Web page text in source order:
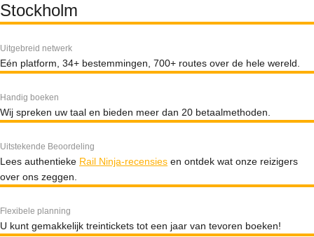
Stockholm
Uitgebreid netwerk
Eén platform, 34+ bestemmingen, 700+ routes over de hele wereld.
Handig boeken
Wij spreken uw taal en bieden meer dan 20 betaalmethoden.
Uitstekende Beoordeling
Lees authentieke Rail Ninja-recensies en ontdek wat onze reizigers
over ons zeggen.
Flexibele planning
U kunt gemakkelijk treintickets tot een jaar van tevoren boeken!